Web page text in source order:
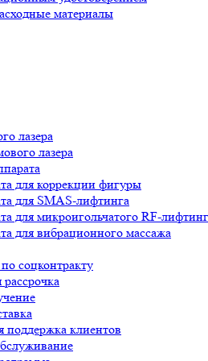
материалы
лазера
лазера
для коррекции фигуры
для SMAS-лифтинга
для микроигольчатого RF-
для вибрационного массажа
соцконтракту
поддержка клиентов